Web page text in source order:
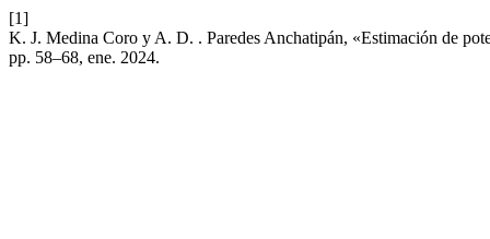
[1]
K. J. Medina Coro y A. D. . Paredes Anchatipán, «Estimación de
pp. 58–68, ene. 2024.